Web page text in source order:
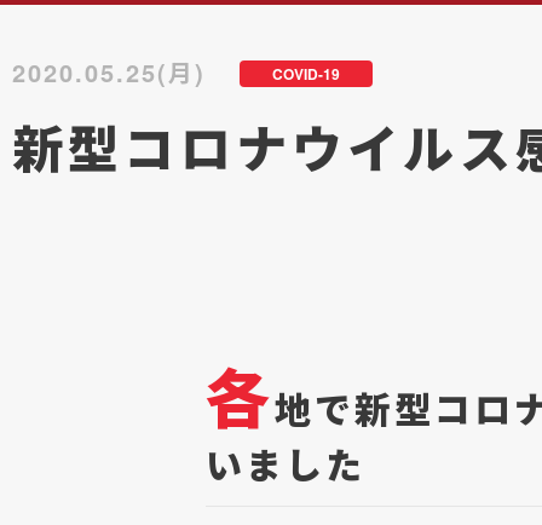
COVID-19
2020.05.25(月)
新型コロナウイルス
各地で新型コロ
いました